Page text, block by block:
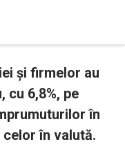
și firmelor au
cu 6,8%, pe
în
celor în valută.